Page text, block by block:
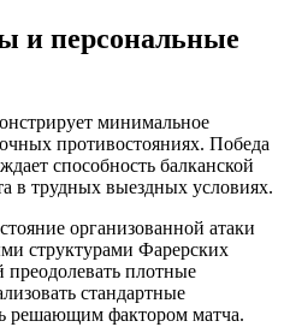
и персональные
минимальное
противостояниях. Победа
способность балканской
в трудных выездных условиях.
организованной атаки
структурами Фарерских
преодолевать плотные
стандартные
решающим фактором матча.